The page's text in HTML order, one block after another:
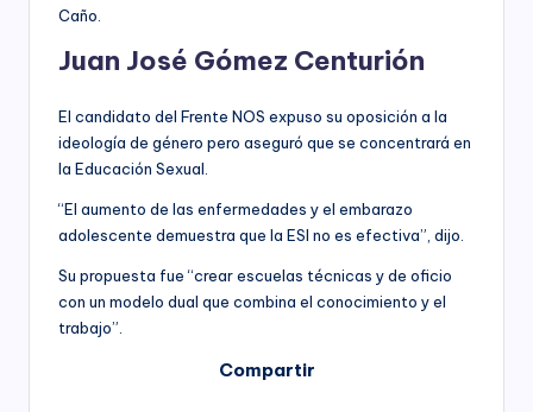
Caño.
Juan José Gómez Centurión
El candidato del Frente NOS expuso su oposición a la
ideología de género pero aseguró que se concentrará en
la Educación Sexual.
“El aumento de las enfermedades y el embarazo
adolescente demuestra que la ESI no es efectiva”, dijo.
Su propuesta fue “crear escuelas técnicas y de oficio
con un modelo dual que combina el conocimiento y el
trabajo”.
Compartir